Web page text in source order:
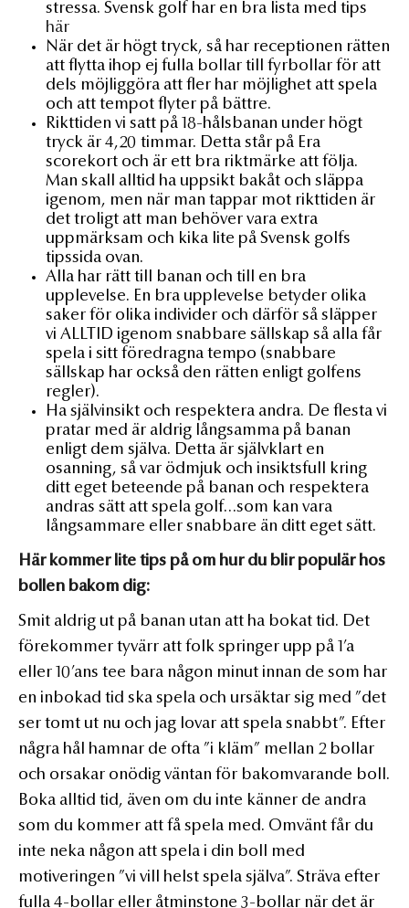
stressa. Svensk golf har en bra lista med tips
här
När det är högt tryck, så har receptionen rätten
att flytta ihop ej fulla bollar till fyrbollar för att
dels möjliggöra att fler har möjlighet att spela
och att tempot flyter på bättre.
Rikttiden vi satt på 18-hålsbanan under högt
tryck är 4,20 timmar. Detta står på Era
scorekort och är ett bra riktmärke att följa.
Man skall alltid ha uppsikt bakåt och släppa
igenom, men när man tappar mot rikttiden är
det troligt att man behöver vara extra
uppmärksam och kika lite på Svensk golfs
tipssida ovan.
Alla har rätt till banan och till en bra
upplevelse. En bra upplevelse betyder olika
saker för olika individer och därför så släpper
vi ALLTID igenom snabbare sällskap så alla får
spela i sitt föredragna tempo (snabbare
sällskap har också den rätten enligt golfens
regler).
Ha självinsikt och respektera andra. De flesta vi
pratar med är aldrig långsamma på banan
enligt dem själva. Detta är självklart en
osanning, så var ödmjuk och insiktsfull kring
ditt eget beteende på banan och respektera
andras sätt att spela golf…som kan vara
långsammare eller snabbare än ditt eget sätt.
Här kommer lite tips på om hur du blir populär hos
bollen bakom dig:
Smit aldrig ut på banan utan att ha bokat tid. Det
förekommer tyvärr att folk springer upp på 1’a
eller 10’ans tee bara någon minut innan de som har
en inbokad tid ska spela och ursäktar sig med ”det
ser tomt ut nu och jag lovar att spela snabbt”. Efter
några hål hamnar de ofta ”i kläm” mellan 2 bollar
och orsakar onödig väntan för bakomvarande boll.
Boka alltid tid, även om du inte känner de andra
som du kommer att få spela med. Omvänt får du
inte neka någon att spela i din boll med
motiveringen ”vi vill helst spela själva”. Sträva efter
fulla 4-bollar eller åtminstone 3-bollar när det är